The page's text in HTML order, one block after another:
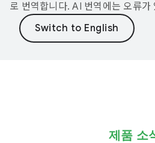
로 번역합니다. AI 번역에는 오류가
제품 소